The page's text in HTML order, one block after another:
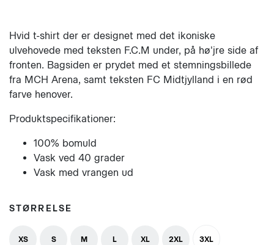
Hvid t-shirt der er designet med det ikoniske
ulvehovede med teksten F.C.M under, på hø'jre side af
fronten. Bagsiden er prydet med et stemningsbillede
fra MCH Arena, samt teksten FC Midtjylland i en rød
farve henover.
Produktspecifikationer:
100% bomuld
Vask ved 40 grader
Vask med vrangen ud
STØRRELSE
XS S M L XL 2XL 3XL